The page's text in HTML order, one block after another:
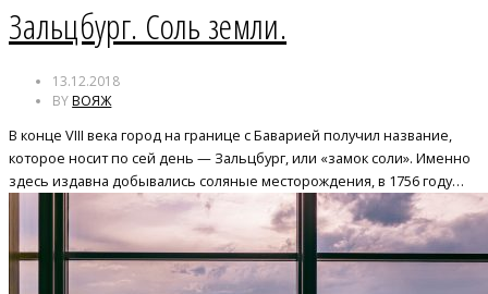
Зальцбург. Соль земли.
13.12.2018
BYВОЯЖ
В конце VIII века город на границе с Баварией получил название,
которое носит по сей день — Зальцбург, или «замок соли». Именно
здесь издавна добывались соляные месторождения, в 1756 году…